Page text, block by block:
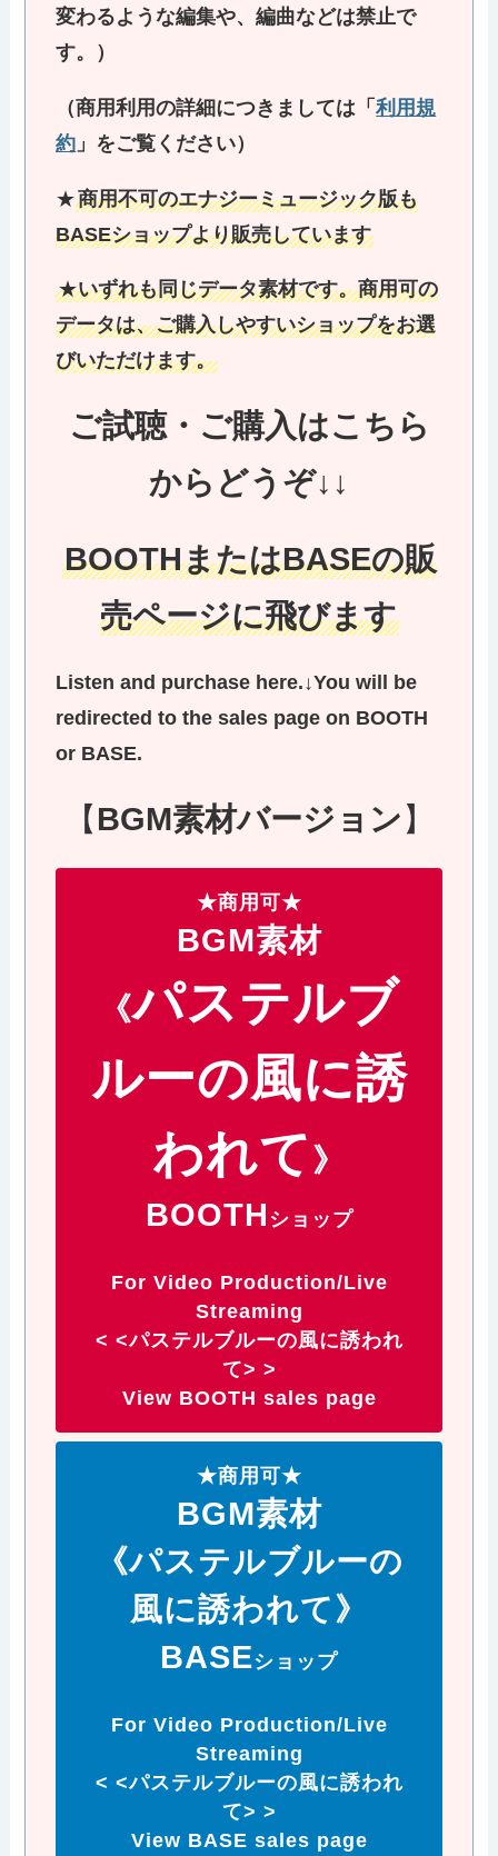
変わるような編集や、編曲などは禁止で
す。）
（商用利用の詳細につきましては「利用規
約 」をご覧ください）
★商用不可のエナジーミュージック版も
BASEショップより販売しています
★いずれも同じデータ素材です。商用可の
データは、ご購入しやすいショップをお選
びいただけます。
ご試聴・ご購入はこちら
からどうぞ↓ ↓
BOOTHまたはBASEの販
売ページに飛びます
Listen and purchase here.↓You will be
redirected to the sales page on BOOTH
or BASE.
【 BGM素材バージョン 】
★商用可★
BGM素材
《パステルブ
ルーの風に誘
われて 》
BOOTH ショップ
For Video Production/Live
Streaming
< <パステルブルーの風に誘われ
て> >
View BOOTH sales page
★商用可★
BGM素材
《パステルブルーの
風に誘われて》
BASEショップ
For Video Production/Live
Streaming
< <パステルブルーの風に誘われ
て> >
View BASE sales page